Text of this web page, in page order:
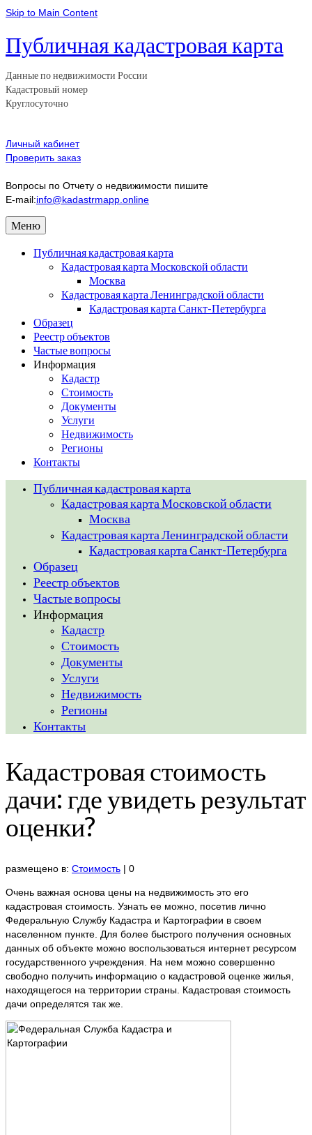
Skip to Main Content
Публичная кадастровая карта
Данные по недвижимости России
Кадастровый номер
Круглосуточно
Личный кабинет
Проверить заказ
Вопросы по Отчету о недвижимости пишите
E-mail:info@kadastrmapp.online
Меню
Публичная кадастровая карта
Кадастровая карта Московской области
Москва
Кадастровая карта Ленинградской области
Кадастровая карта Санкт-Петербурга
Образец
Реестр объектов
Частые вопросы
Информация
Кадастр
Стоимость
Документы
Услуги
Недвижимость
Регионы
Контакты
Публичная кадастровая карта
Кадастровая карта Московской области
Москва
Кадастровая карта Ленинградской области
Кадастровая карта Санкт-Петербурга
Образец
Реестр объектов
Частые вопросы
Информация
Кадастр
Стоимость
Документы
Услуги
Недвижимость
Регионы
Контакты
Кадастровая стоимость
дачи: где увидеть результат
оценки?
размещено в: Стоимость | 0
Очень важная основа цены на недвижимость это его
кадастровая стоимость. Узнать ее можно, посетив лично
Федеральную Службу Кадастра и Картографии в своем
населенном пункте. Для более быстрого получения основных
данных об объекте можно воспользоваться интернет ресурсом
государственного учреждения. На нем можно совершенно
свободно получить информацию о кадастровой оценке жилья,
находящегося на территории страны. Кадастровая стоимость
дачи определятся так же.